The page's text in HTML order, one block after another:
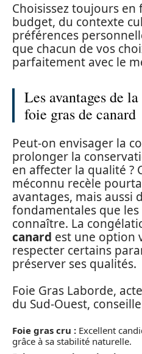
Choisissez toujours
budget, du contexte
préférences
que chacun de vos
parfaitement avec le
Les avantages de
foie gras de canard
Peut-on envisager la
prolonger la
en affecter la qualité ?
méconnu recèle
avantages, mais aussi
fondamentales que
connaître. La
canard est une option
respecter certains
préserver ses qualités.
Foie Gras Laborde,
du Sud-Ouest,
Foie gras cru : Excellent
grâce à sa stabilité naturelle.